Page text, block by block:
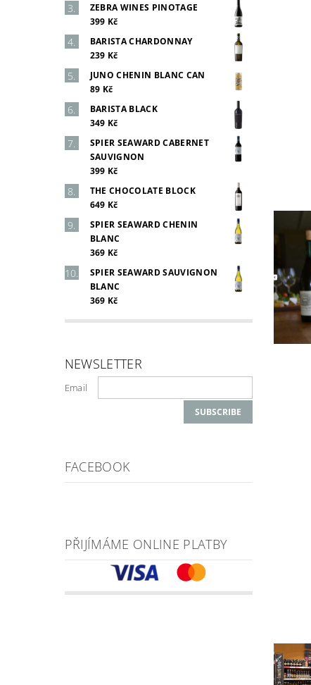
ZEBRA WINES PINOTAGE
399 Kč
BARISTA CHARDONNAY
239 Kč
JUNO CHENIN BLANC CAN
89 Kč
BARISTA BLACK
349 Kč
SPIER SEAWARD CABERNET
SAUVIGNON
399 Kč
THE CHOCOLATE BLOCK
649 Kč
SPIER SEAWARD CHENIN
BLANC
369 Kč
SPIER SEAWARD SAUVIGNON
BLANC
369 Kč
NEWSLETTER
Email
FACEBOOK
PŘIJÍMÁME ONLINE PLATBY